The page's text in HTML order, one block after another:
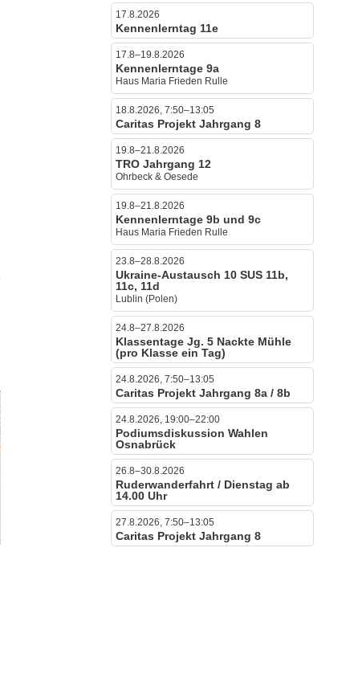
17.8.2026
Kennenlerntag 11e
17.8–19.8.2026
Kennenlerntage 9a
Haus Maria Frieden Rulle
18.8.2026, 7:50–13:05
Caritas Projekt Jahrgang 8
19.8–21.8.2026
TRO Jahrgang 12
Ohrbeck & Oesede
19.8–21.8.2026
Kennenlerntage 9b und 9c
Haus Maria Frieden Rulle
23.8–28.8.2026
Ukraine-Austausch 10 SUS 11b,
11c, 11d
Lublin (Polen)
24.8–27.8.2026
Klassentage Jg. 5 Nackte Mühle
(pro Klasse ein Tag)
24.8.2026, 7:50–13:05
Caritas Projekt Jahrgang 8a / 8b
24.8.2026, 19:00–22:00
Podiumsdiskussion Wahlen
Osnabrück
26.8–30.8.2026
Ruderwanderfahrt / Dienstag ab
14.00 Uhr
27.8.2026, 7:50–13:05
Caritas Projekt Jahrgang 8